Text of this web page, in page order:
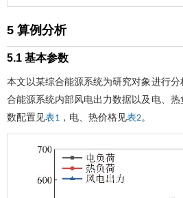
5 算例分析
5.1 基本参数
本文以某综合能源系统为研究对象进行分
合能源系统内部风电出力数据以及电、热
数配置见表1 ，电、热价格见表2。